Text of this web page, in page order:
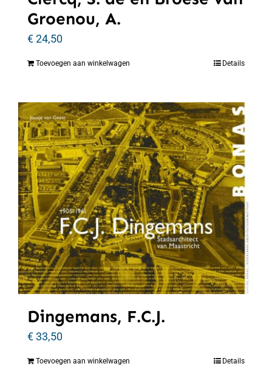
Groenou, A.
€24,50
Toevoegen aan winkelwagen Details
Dingemans, F.C.J.
€33,50
Toevoegen aan winkelwagen Details